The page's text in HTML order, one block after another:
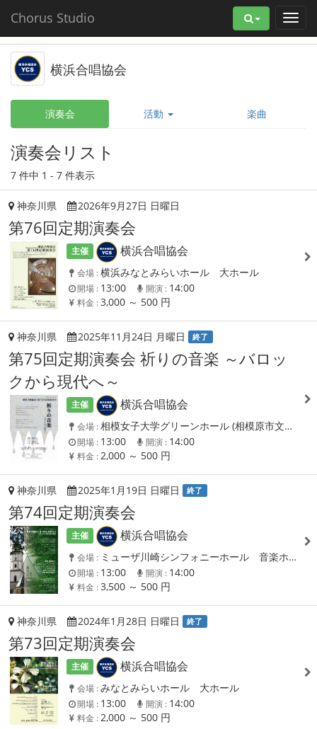
Chorus Studio
横浜合唱協会
演奏会 活動 楽曲
演奏会リスト
7 件中 1 - 7 件表示
神奈川県 2026年9月27日 日曜日
第76回定期演奏会
主催 横浜合唱協会
会場 :横浜みなとみらいホール 大ホール
開場 : 13:00 開演 : 14:00
料金 :3,000 ～ 500 円
神奈川県 2025年11月24日 月曜日 終了
第75回定期演奏会 祈りの音楽 ～バロッ
クから現代へ～
主催 横浜合唱協会
会場 :相模女子大学グリーンホール (相模原市文化会館) 大ホール
開場 : 13:00 開演 : 14:00
料金 : 2,000 ～ 500 円
神奈川県 2025年1月19日 日曜日 終了
第74回定期演奏会
主催 横浜合唱協会
会場 : ミューザ川崎シンフォニーホール 音楽ホール
開場 : 13:00 開演 : 14:00
料金 :3,500 ～ 500 円
神奈川県 2024年1月28日 日曜日 終了
第73回定期演奏会
主催 横浜合唱協会
会場 :みなとみらいホール 大ホール
開場 : 13:00 開演 : 14:00
料金 : 2,000 ～ 500 円